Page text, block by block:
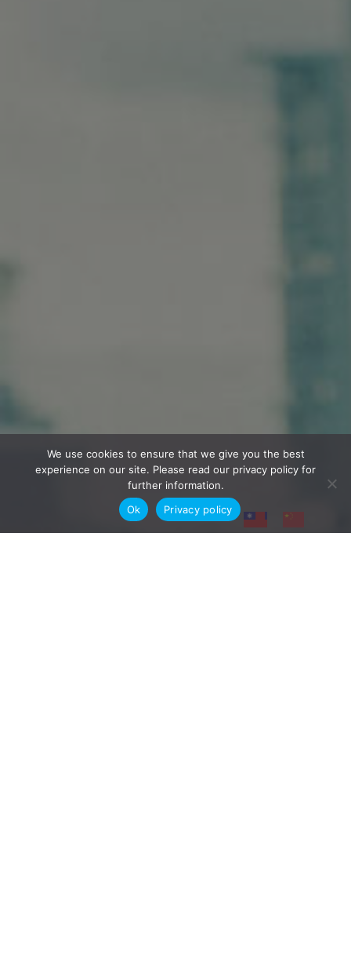
We use cookies to ensure that we give you the best
experience on our site. Please read our privacy policy for
further information.
Ok
Privacy policy